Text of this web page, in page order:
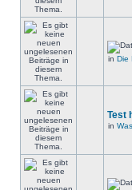
in Die
Test
in